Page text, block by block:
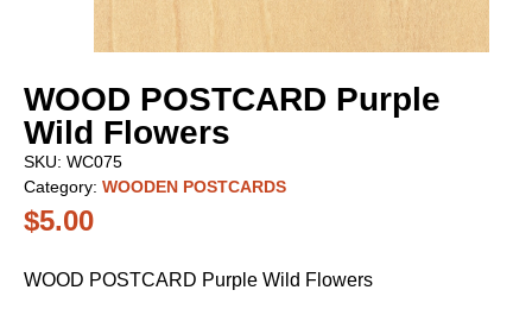
WOOD POSTCARD Purple
Wild Flowers
SKU: WC075
Category: WOODEN POSTCARDS
$5.00
WOOD POSTCARD Purple Wild Flowers